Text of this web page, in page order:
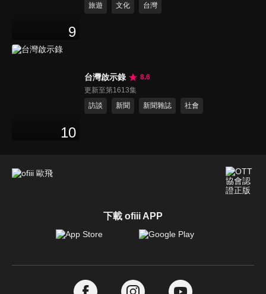
9
旅遊
文化 台灣
10
台灣啟示錄
8.6
更新至第1613集
訪談
新聞 新聞雜誌 社會
下載 ofiii APP